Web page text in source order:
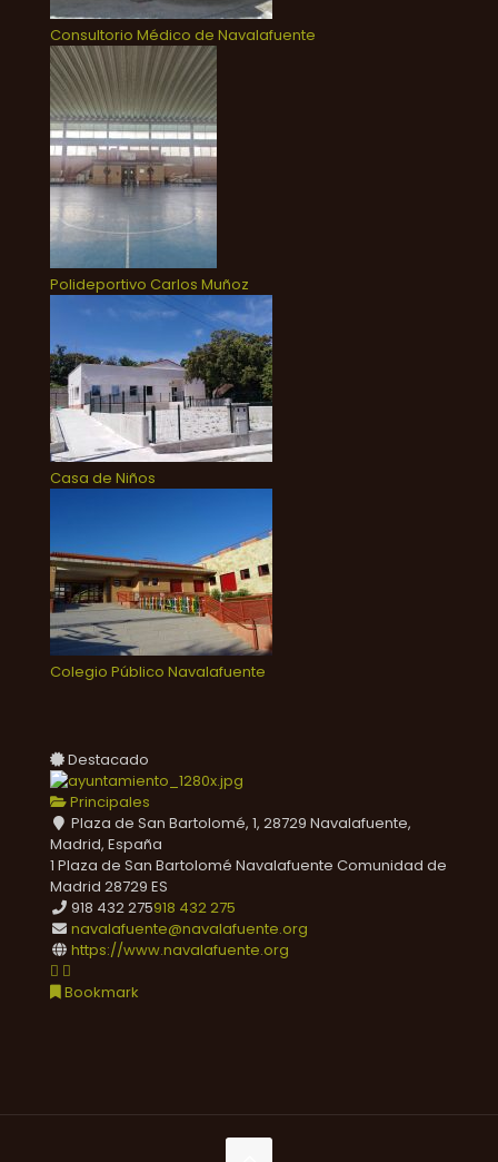
Consultorio Médico de Navalafuente
Polideportivo Carlos Muñoz
Casa de Niños
Colegio Público Navalafuente
Destacado
Principales
Plaza de San Bartolomé, 1, 28729 Navalafuente,
Madrid, España
1 Plaza de San Bartolomé Navalafuente Comunidad de
Madrid 28729 ES
918 432 275918 432 275
navalafuente@navalafuente.org
https://www.navalafuente.org
Bookmark